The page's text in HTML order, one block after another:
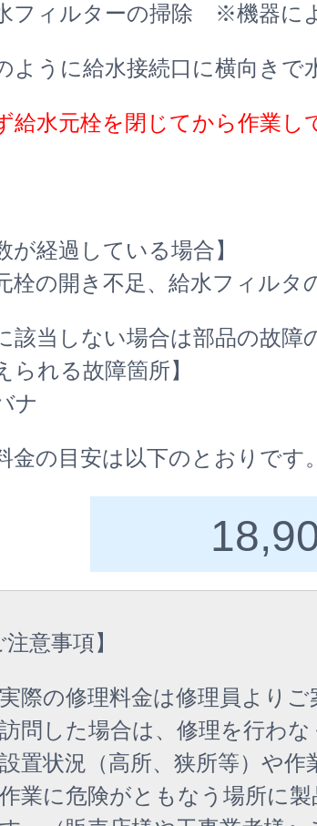
フィルターの掃除 ※機器によ
ように給水接続口に横向きで
給水元栓を閉じてから作業し
が経過している場合】
栓の開き不足、給水フィルタ
該当しない場合は部品の故障
られる故障箇所】
ナ
金の目安は以下のとおりです。
注意事項】
実際の修理料金は修理員よりご
訪問した場合は、修理を行わ
設置状況（高所、狭所等）や作
作業に危険がともなう場所に